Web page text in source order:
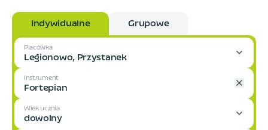
Indywidualne Grupowe
Placówka
Legionowo, Przystanek
Instrument
Fortepian
Wiek ucznia
dowolny